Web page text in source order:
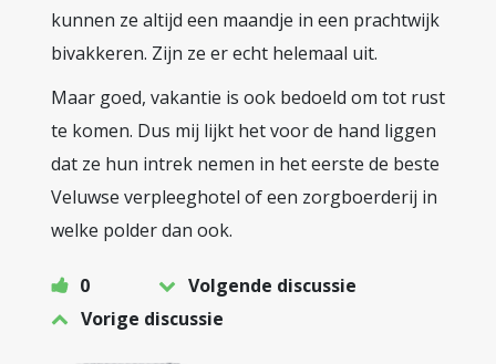
kunnen ze altijd een maandje in een prachtwijk
bivakkeren. Zijn ze er echt helemaal uit.
Maar goed, vakantie is ook bedoeld om tot rust
te komen. Dus mij lijkt het voor de hand liggen
dat ze hun intrek nemen in het eerste de beste
Veluwse verpleeghotel of een zorgboerderij in
welke polder dan ook.
0
Volgende discussie
Vorige discussie